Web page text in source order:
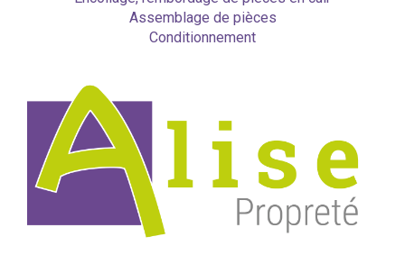
Assemblage de pièces
Conditionnement